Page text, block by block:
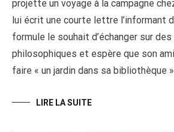
projette un voyage à la campagne
lui écrit une courte lettre l’informant
formule le souhait d’échanger sur
philosophiques et espère que son
faire « un jardin dans sa bibliothèque
LIRE LA SUITE